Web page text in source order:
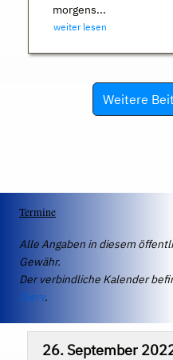
morgens...
weiter lesen
Weitere
Termine
Alle Angaben in diesem
Gewähr.
Der verbindliche Kalender
IServ.
26. September